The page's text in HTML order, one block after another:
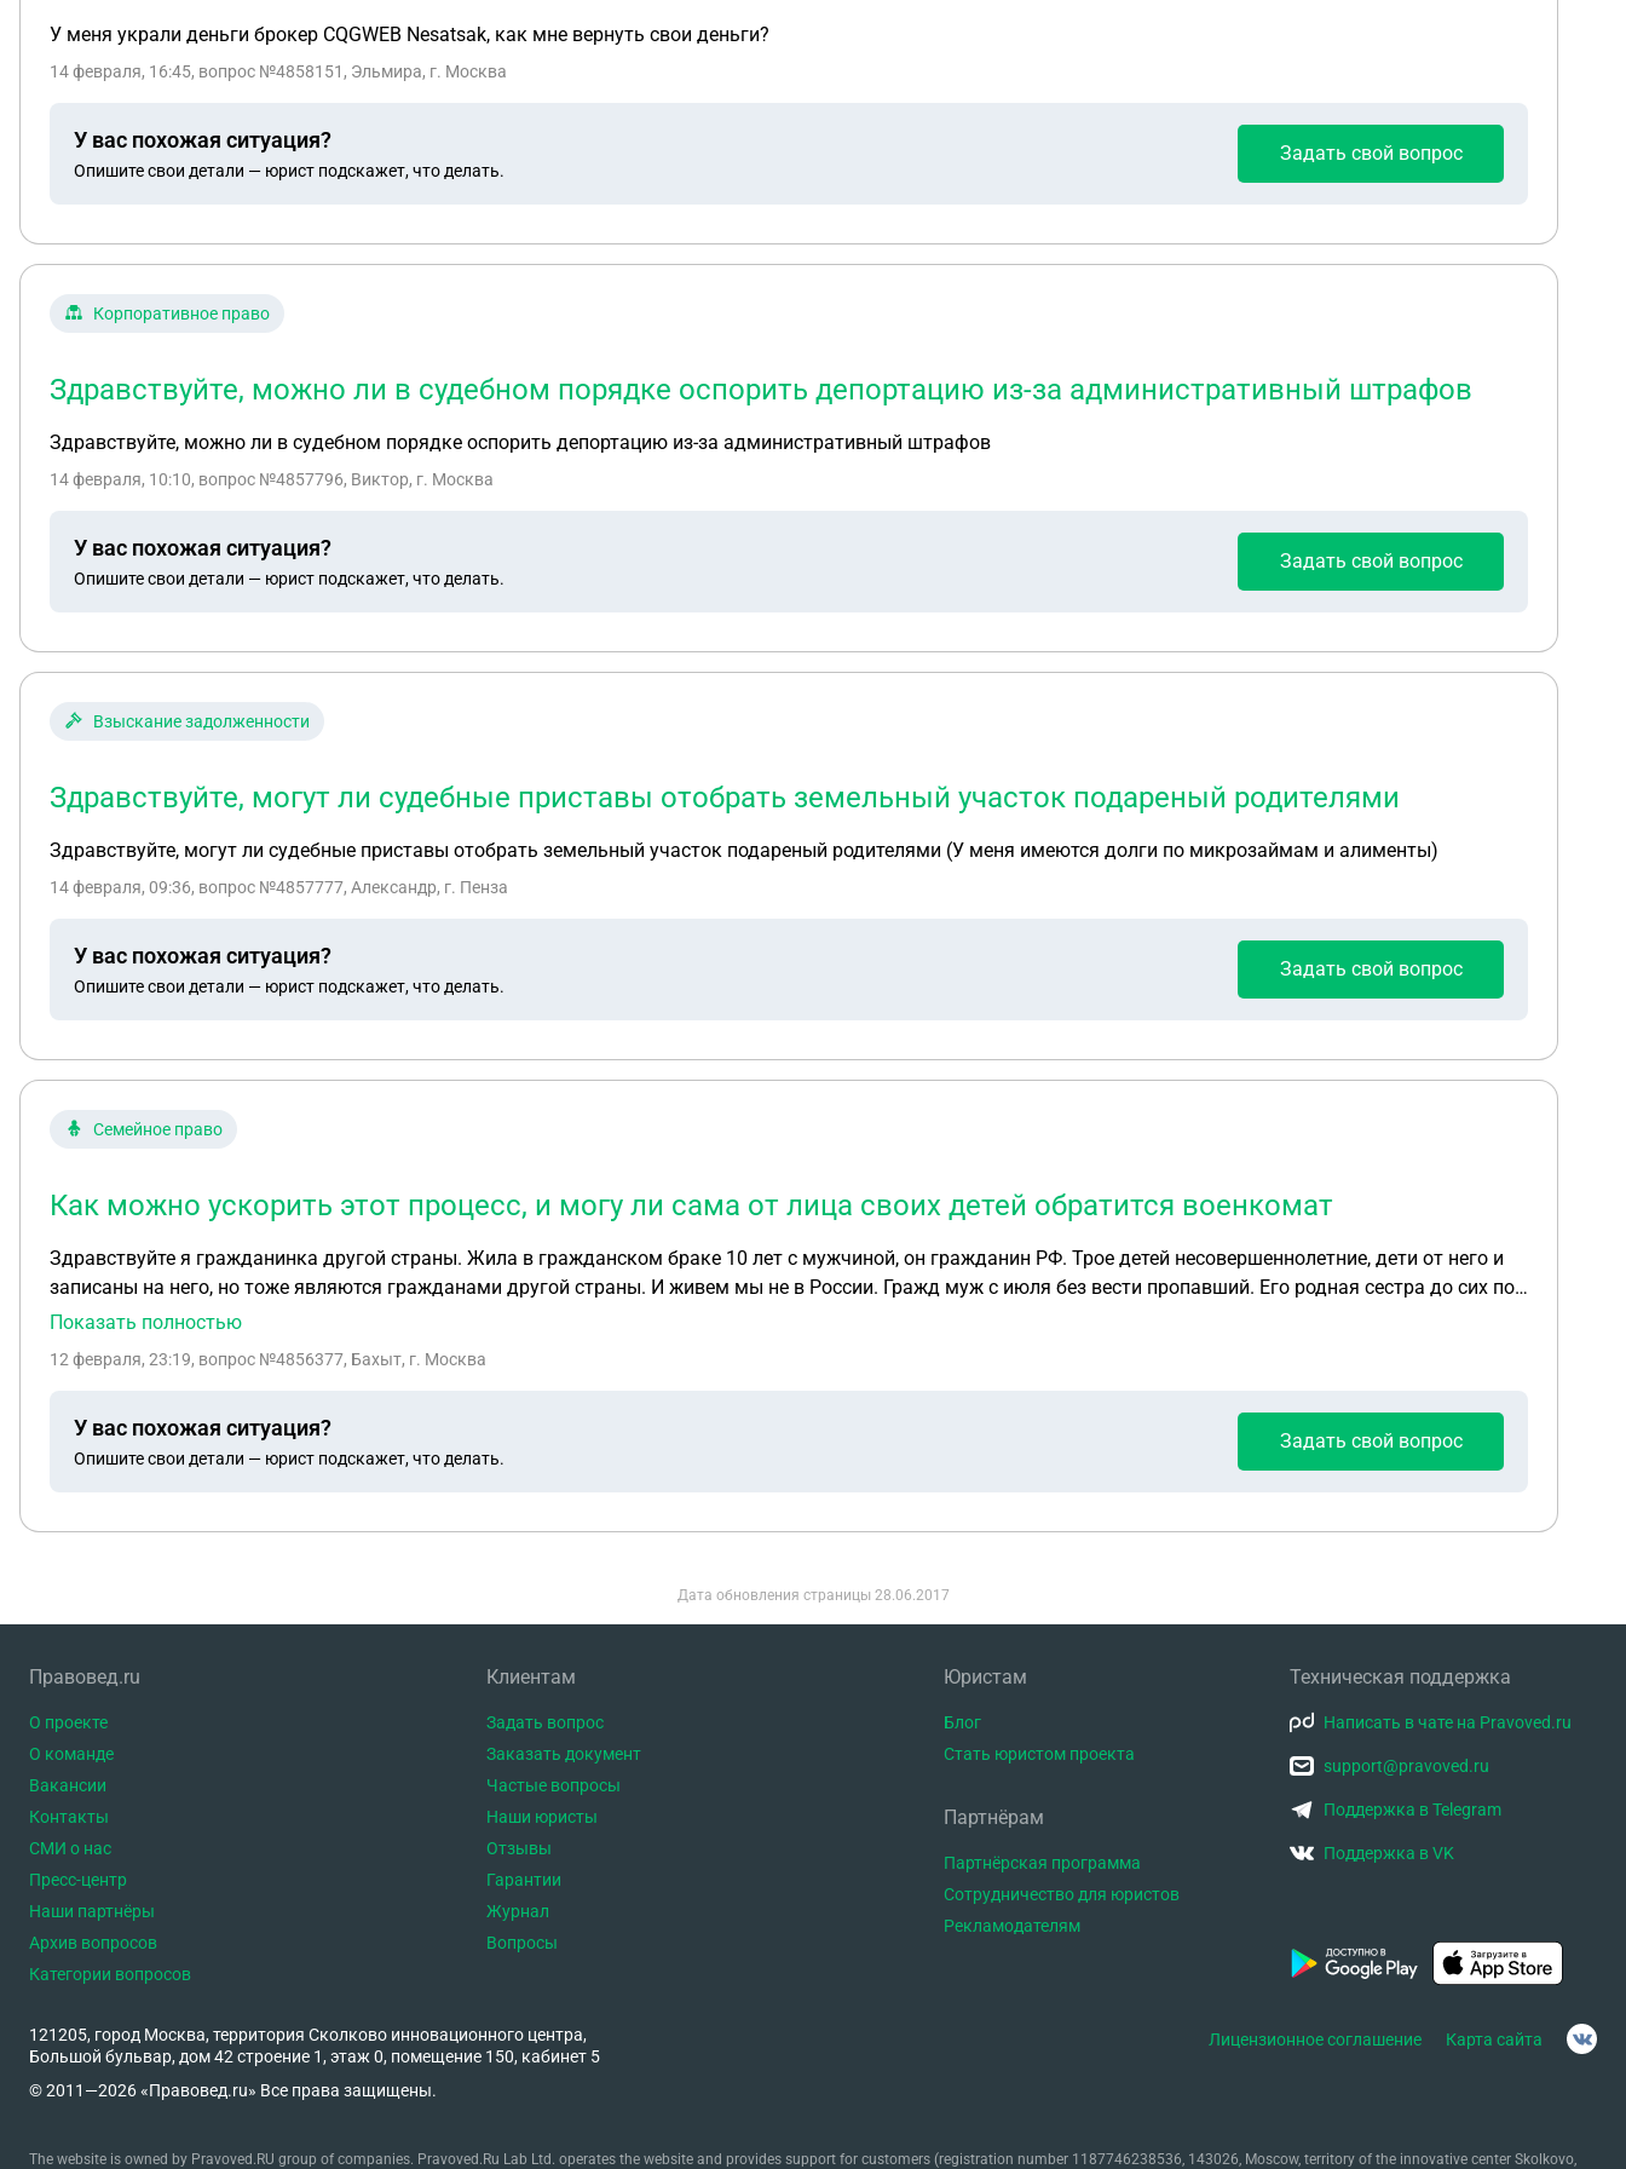
У меня украли деньги брокер CQGWEB Nesatsak, как мне вернуть свои деньги?
14 февраля, 16:45, вопрос №4858151, Эльмира, г. Москва
У вас похожая ситуация?
Опишите свои детали — юрист подскажет, что делать.
Задать свой вопрос
Корпоративное право
Здравствуйте, можно ли в судебном порядке оспорить депортацию из-за административный штрафов
Здравствуйте, можно ли в судебном порядке оспорить депортацию из-за административный штрафов
14 февраля, 10:10, вопрос №4857796, Виктор, г. Москва
У вас похожая ситуация?
Опишите свои детали — юрист подскажет, что делать.
Задать свой вопрос
Взыскание задолженности
Здравствуйте, могут ли судебные приставы отобрать земельный участок подареный родителями
Здравствуйте, могут ли судебные приставы отобрать земельный участок подареный родителями (У меня имеются долги по микрозаймам и алименты)
14 февраля, 09:36, вопрос №4857777, Александр, г. Пенза
У вас похожая ситуация?
Опишите свои детали — юрист подскажет, что делать.
Задать свой вопрос
Семейное право
Как можно ускорить этот процесс, и могу ли сама от лица своих детей обратится военкомат
Здравствуйте я гражданинка другой страны. Жила в гражданском браке 10 лет с мужчиной, он гражданин РФ. Трое детей несовершеннолетние, дети от него и
записаны на него, но тоже являются гражданами другой страны. И живем мы не в России. Гражд муж с июля без вести пропавший. Его родная сестра до сих пор
не получила справку о том что он без. пров. С воинской части пишут ждите справку. Как можно ускорить этот процесс, и могу ли сама от лица своих детей
Показать полностью
12 февраля, 23:19, вопрос №4856377, Бахыт, г. Москва
У вас похожая ситуация?
Опишите свои детали — юрист подскажет, что делать.
Задать свой вопрос
Дата обновления страницы 28.06.2017
Правовед.ru
О проекте
О команде
Вакансии
Контакты
СМИ о нас
Пресс-центр
Наши партнёры
Архив вопросов
Категории вопросов
Клиентам
Задать вопрос
Заказать документ
Частые вопросы
Наши юристы
Отзывы
Гарантии
Журнал
Вопросы
Юристам
Блог
Стать юристом проекта
Партнёрам
Партнёрская программа
Сотрудничество для юристов
Рекламодателям
Техническая поддержка
Написать в чате на Pravoved.ru
support@pravoved.ru
Поддержка в Telegram
Поддержка в VK
121205, город Москва, территория Сколково инновационного центра,
Большой бульвар, дом 42 строение 1, этаж 0, помещение 150, кабинет 5
© 2011—2026 «Правовед.ru» Все права защищены.
Лицензионное соглашение Карта сайта
The website is owned by Pravoved.RU group of companies. Pravoved.Ru Lab Ltd. operates the website and provides support for customers (registration number 1187746238536, 143026, Moscow, territory of the innovative center Skolkovo,